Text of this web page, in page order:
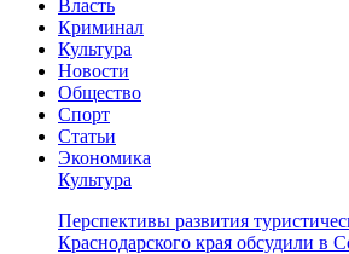
Власть
Криминал
Культура
Новости
Общество
Спорт
Статьи
Экономика
Культура
Перспективы развития
Краснодарского края обсудили в